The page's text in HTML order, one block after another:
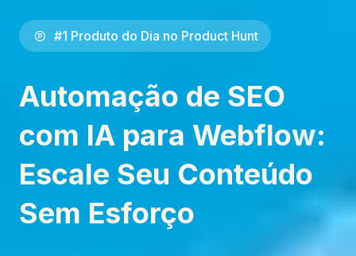
#1 Produto do Dia no Product Hunt
Automação de SEO
com IA para Webflow:
Escale Seu Conteúdo
Sem Esforço